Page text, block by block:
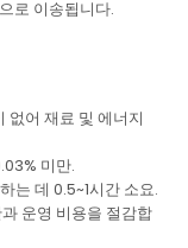
로 이송됩니다.
없어 재료 및 에너지
미만.
는 데 0.5~1시간 소요.
운영 비용을 절감합